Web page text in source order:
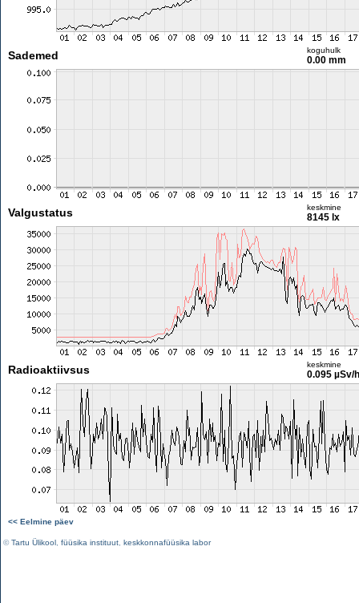
Sademed koguhulk
0.00 mm
Valgustatus keskmine
8145 lx
Radioaktiivsus keskmine
0.095 µSv/h
<< Eelmine päev
©Tartu Ülikool füüsika instituut keskkonnafüüsika labor